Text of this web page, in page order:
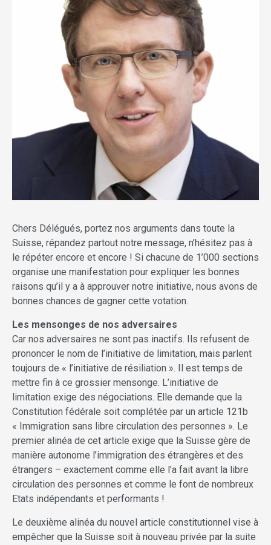
Chers Délégués, portez nos arguments dans toute la
Suisse, répandez partout notre message, n’hésitez pas à
le répéter encore et encore ! Si chacune de 1’000 sections
organise une manifestation pour expliquer les bonnes
raisons qu’il y a à approuver notre initiative, nous avons de
bonnes chances de gagner cette votation.
Les mensonges de nos adversaires
Car nos adversaires ne sont pas inactifs. Ils refusent de
prononcer le nom de l’initiative de limitation, mais parlent
toujours de « l’initiative de résiliation ». Il est temps de
mettre fin à ce grossier mensonge. L’initiative de
limitation exige des négociations. Elle demande que la
Constitution fédérale soit complétée par un article 121b
« Immigration sans libre circulation des personnes ». Le
premier alinéa de cet article exige que la Suisse gère de
manière autonome l’immigration des étrangères et des
étrangers – exactement comme elle l’a fait avant la libre
circulation des personnes et comme le font de nombreux
Etats indépendants et performants !
Le deuxième alinéa du nouvel article constitutionnel vise à
empêcher que la Suisse soit à nouveau privée par la suite